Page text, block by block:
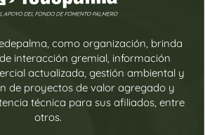
como organización, brinda
interacción gremial, información
actualizada, gestión ambiental y
de proyectos de valor agregado y
técnica para sus afiliados, entre
otros.